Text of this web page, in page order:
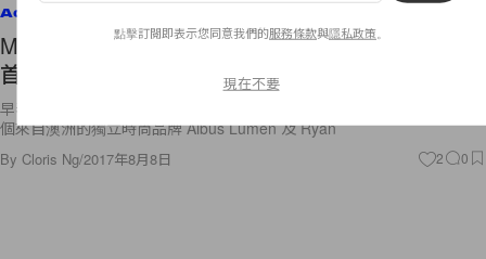
Accessories
Miranda Kerr 早已被它的設計俘虜！看看這個澳洲
首飾品牌如何利用貝殼緊抓你的購物慾
早春系列的時裝周總像曇花般只能一現，持久度往往不及春夏系列，但兩
個來自澳洲的獨立時尚品牌 Albus Lumen 及 Ryan
By Cloris Ng/2017年8月8日 2 0
點擊訂閱即表示您同意我們的服務條款與隱私政策
現在不要